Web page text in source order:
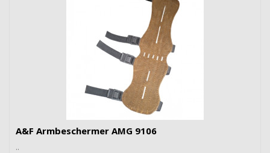
A&F Armbeschermer AMG 9106
..